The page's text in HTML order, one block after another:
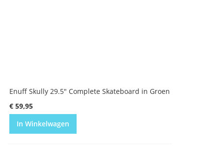
Enuff Skully 29.5" Complete Skateboard in Groen
€ 59,95
In Winkelwagen